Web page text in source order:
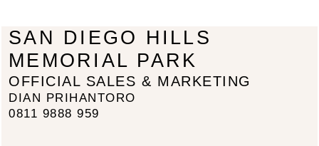
SAN DIEGO HILLS
MEMORIAL PARK
OFFICIAL SALES & MARKETING
DIAN PRIHANTORO
0811 9888 959